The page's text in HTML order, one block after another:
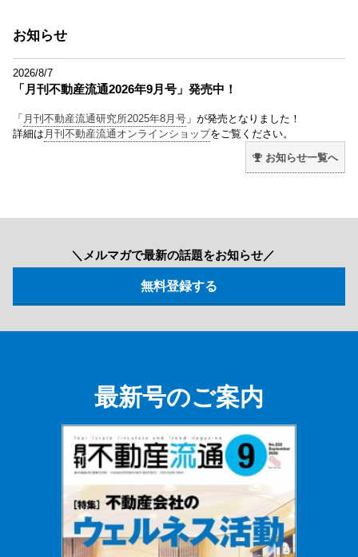
お知らせ
2026/8/7
「月刊不動産流通2026年9月号」発売中！
「 月刊不動産流通研究所2025年8月号 」が発売となりました！
詳細は 月刊不動産流通オンラインショップをご覧ください。
お知らせ一覧へ
＼メルマガで最新の話題をお知らせ／
最新号のご案内